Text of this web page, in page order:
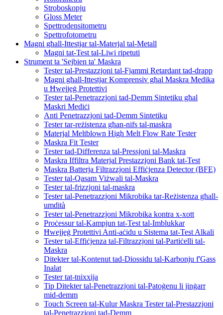
Stroboskopju
Gloss Meter
Spettrodensitometru
Spettrofotometru
Magni għall-Ittestjar tal-Materjal tal-Metall
Magni tat-Test tal-Liwi ripetuti
Strument ta 'Sejbien ta' Maskra
Tester tal-Prestazzjoni tal-Fjammi Retardant tad-drapp
Magni għall-Ittestjar Komprensiv għal Maskra Medika
u Ħwejjeġ Protettivi
Tester tal-Penetrazzjoni tad-Demm Sintetiku għal
Maskri Mediċi
Anti Penetrazzjoni tad-Demm Sintetiku
Tester tar-reżistenza għan-nifs tal-maskra
Materjal Meltblown High Melt Flow Rate Tester
Maskra Fit Tester
Tester tad-Differenza tal-Pressjoni tal-Maskra
Maskra Iffiltra Materjal Prestazzjoni Bank tat-Test
Maskra Batterja Filtrazzjoni Effiċjenza Detector (BFE)
Tester tal-Qasam Viżwali tal-Maskra
Tester tal-frizzjoni tal-maskra
Tester tal-Penetrazzjoni Mikrobika tar-Reżistenza għall-
umdità
Tester tal-Penetrazzjoni Mikrobika kontra x-xott
Proċessur tal-Kampjun tat-Test tal-Imblukkar
Ħwejjeġ Protettivi Anti-aċidu u Sistema tat-Test Alkali
Tester tal-Effiċjenza tal-Filtrazzjoni tal-Partiċelli tal-
Maskra
Ditekter tal-Kontenut tad-Diossidu tal-Karbonju f'Gass
Inalat
Tester tat-tnixxija
Tip Ditekter tal-Penetrazzjoni tal-Patoġenu li jinġarr
mid-demm
Touch Screen tal-Kulur Maskra Tester tal-Prestazzjoni
tal-Penetrazzjoni tad-Demm